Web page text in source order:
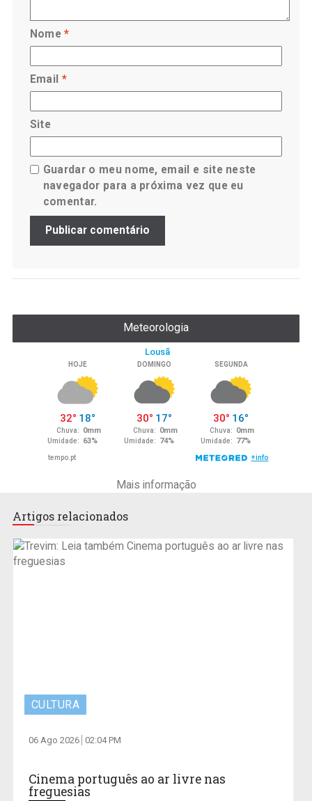
Nome*
Email *
Site
Guardar o meu nome, email e site neste
navegador para a próxima vez que eu
comentar.
Meteorologia
Mais informação
Artigos relacionados
CULTURA
06 Ago 2026 02:04 PM
Cinema português ao ar livre nas
freguesias